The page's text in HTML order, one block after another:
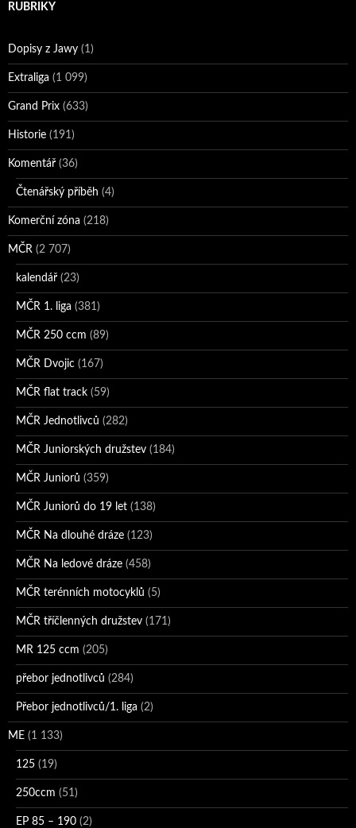
RUBRIKY
Dopisy z Jawy (1)
Extraliga (1 099)
Grand Prix (633)
Historie (191)
Komentář (36)
Čtenářský příběh (4)
Komerční zóna (218)
MČR (2 707)
kalendář (23)
MČR 1. liga (381)
MČR 250 ccm (89)
MČR Dvojic (167)
MČR flat track (59)
MČR Jednotlivců (282)
MČR Juniorských družstev (184)
MČR Juniorů (359)
MČR Juniorů do 19 let (138)
MČR Na dlouhé dráze (123)
MČR Na ledové dráze (458)
MČR terénních motocyklů (5)
MČR tříčlenných družstev (171)
MR 125 ccm (205)
přebor jednotlivců (284)
Přebor jednotlivců/1. liga (2)
ME (1 133)
125 (19)
250ccm (51)
EP 85 – 190 (2)